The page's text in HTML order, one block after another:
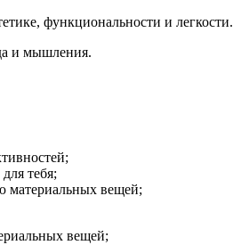
функциональности и легкости.
и мышления.
тебя;
материальных вещей;
вещей;